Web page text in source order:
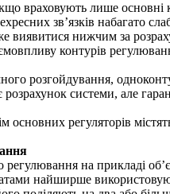
враховують лише
зв’язків набагато
виявитися нижчим за
контурів
розгойдування,
системи, але
основних регуляторів
на прикладі
найширше